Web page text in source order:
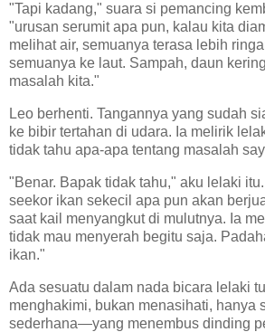
"Tapi kadang," suara si pemancing
"urusan serumit apa pun, kalau kita
melihat air, semuanya terasa lebih
semuanya ke laut. Sampah, daun
masalah kita."
Leo berhenti. Tangannya yang sudah
ke bibir tertahan di udara. Ia melirik
tidak tahu apa-apa tentang masalah
"Benar. Bapak tidak tahu," aku lelaki
seekor ikan sekecil apa pun akan
saat kail menyangkut di mulutnya. Ia
tidak mau menyerah begitu saja.
ikan."
Ada sesuatu dalam nada bicara lelaki
menghakimi, bukan menasihati, hanya
sederhana—yang menembus dinding